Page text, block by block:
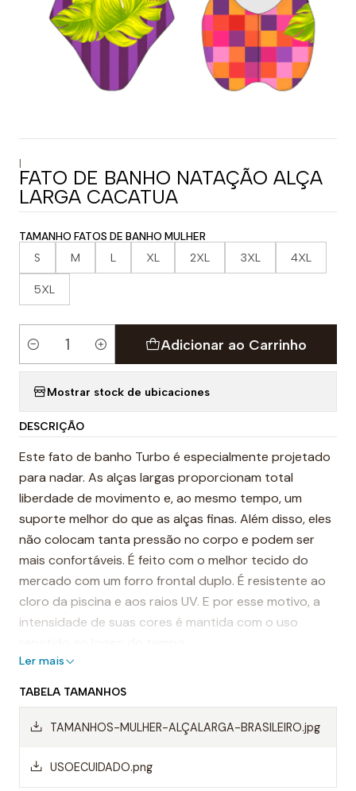
|
FATO DE BANHO NATAÇÃO ALÇA
LARGA CACATUA
TAMANHO FATOS DE BANHO MULHER
S M L XL 2XL 3XL 4XL
5XL
Quantidade
Adicionar ao Carrinho
Mostrar stock de ubicaciones
DESCRIÇÃO
Este fato de banho Turbo é especialmente projetado
para nadar. As alças largas proporcionam total
liberdade de movimento e, ao mesmo tempo, um
suporte melhor do que as alças finas. Além disso, eles
não colocam tanta pressão no corpo e podem ser
mais confortáveis. É feito com o melhor tecido do
mercado com um forro frontal duplo. É resistente ao
cloro da piscina e aos raios UV. E por esse motivo, a
intensidade de suas cores é mantida com o uso
resistente do mundo.
Destaques:
- Costuras reforçadas
Ler mais
TABELA TAMANHOS
TAMANHOS-MULHER-ALÇALARGA-BRASILEIRO.jpg
USOECUIDADO.png